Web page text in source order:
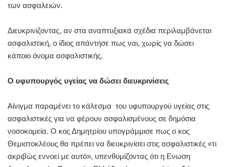
των ασφαλειών.
Διευκρινίζοντας, αν στα αναπτυξιακά σχέδια περιλαμβάνεται
ασφαλιστική, ο ίδιος απάντησε πως ναι, χωρίς να δώσει
κάποιο όνομα ασφαλιστικής.
Ο υφυπουργός υγείας να δώσει διευκρινίσεις
Αίνιγμα παραμένει το κάλεσμα του υφυπουργού υγείας στις
ασφαλιστικές για να φέρουν ασφαλισμένους σε δημόσια
νοσοκομεία. Ο κος Δημητρίου υπογράμμισε πως ο κος
Θεμιστοκλέους θα πρέπει να διευκρινίσει στις ασφαλιστικές «τι
ακριβώς εννοεί με αυτό», υπενθυμίζοντας ότι η Ενωση